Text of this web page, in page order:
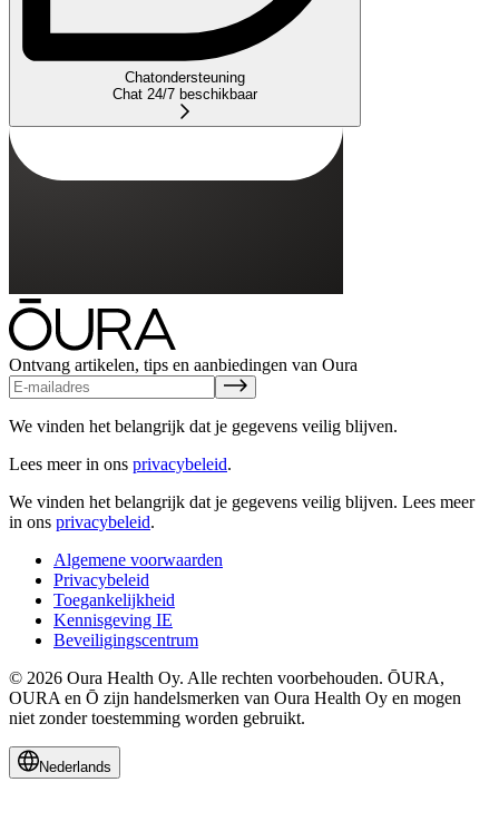
Chatondersteuning
Chat 24/7 beschikbaar
Ontvang artikelen, tips en aanbiedingen van Oura
We vinden het belangrijk dat je gegevens veilig blijven.
Lees meer in ons privacybeleid.
We vinden het belangrijk dat je gegevens veilig blijven. Lees meer
in ons privacybeleid.
Algemene voorwaarden
Privacybeleid
Toegankelijkheid
Kennisgeving IE
Beveiligingscentrum
© 2026 Oura Health Oy. Alle rechten voorbehouden. ŌURA,
OURA en Ō zijn handelsmerken van Oura Health Oy en mogen
niet zonder toestemming worden gebruikt.
Nederlands